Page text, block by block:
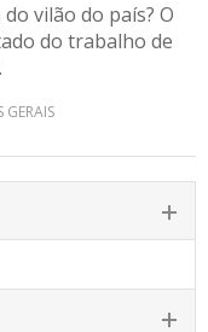
vilão do país? O
do trabalho de